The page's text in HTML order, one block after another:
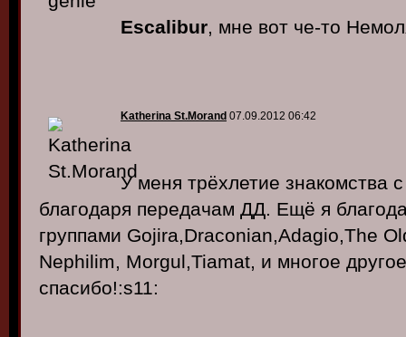
Escalibur, мне вот че-то
Katherina St.Morand 07.09.2012 06:42
У меня трёхлетие знакомства
благодаря передачам ДД. Ещё я
группами Gojira,Draconian,Adagio,The
Nephilim, Morgul,Tiamat, и многое
спасибо!:s11: